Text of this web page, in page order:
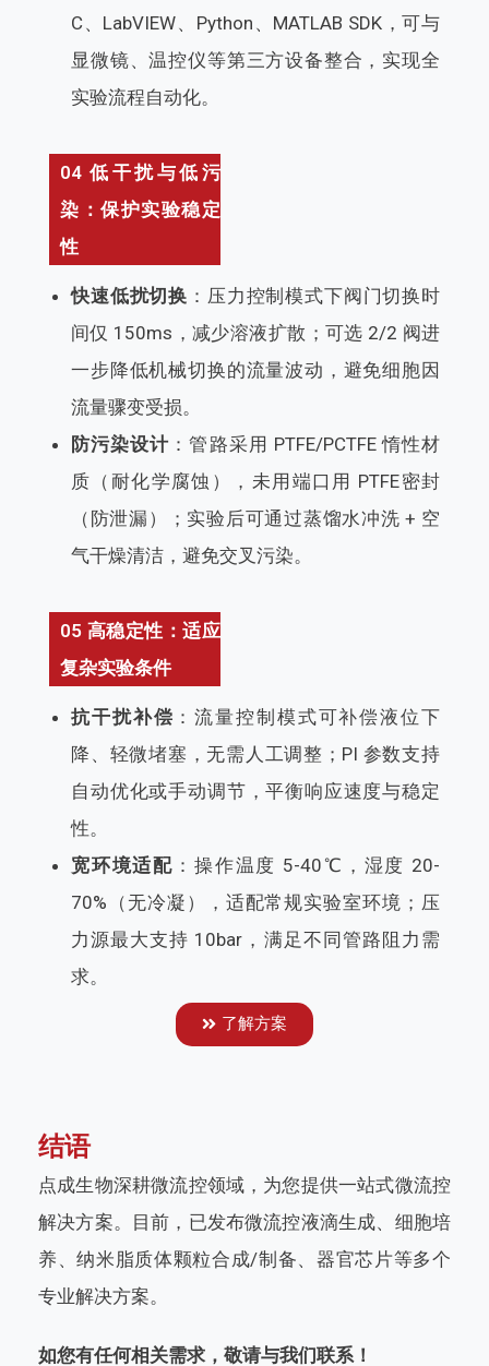
C、LabVIEW、Python、MATLAB SDK，可与
显微镜、温控仪等第三方设备整合，实现全
实验流程自动化。
04 低干扰与低污
染：保护实验稳定
性
快速低扰切换 ：压力控制模式下阀门切换时
间仅 150ms，减少溶液扩散；可选 2/2 阀进
一步降低机械切换的流量波动，避免细胞因
流量骤变受损。
防污染设计 ：管路采用 PTFE/PCTFE 惰性材
质（耐化学腐蚀），未用端口用 PTFE密封
（防泄漏）；实验后可通过蒸馏水冲洗 + 空
气干燥清洁，避免交叉污染。
05 高稳定性：适应
复杂实验条件
抗干扰补偿 ：流量控制模式可补偿液位下
降、轻微堵塞，无需人工调整；PI 参数支持
自动优化或手动调节，平衡响应速度与稳定
性。
宽环境适配 ：操作温度 5-40℃，湿度 20-
70%（无冷凝），适配常规实验室环境；压
力源最大支持 10bar，满足不同管路阻力需
求。
了解方案
结语
点成生物深耕微流控领域，为您提供一站式微流控
解决方案。目前，已发布微流控液滴生成、细胞培
养、纳米脂质体颗粒合成/制备、器官芯片等多个
专业解决方案。
如您有任何相关需求，敬请与我们联系！